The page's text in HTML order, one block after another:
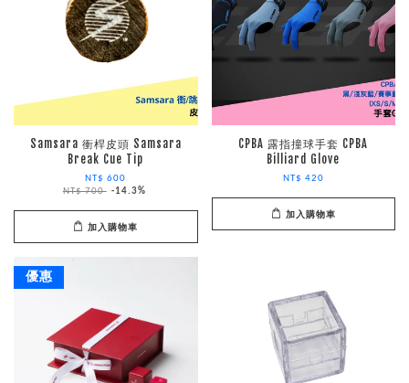
Samsara 衝桿皮頭 Samsara
Break Cue Tip
NT$ 600
NT$ 700 -14.3%
加入購物車
CPBA 露指撞球手套 CPBA
Billiard Glove
NT$ 420
加入購物車
優惠